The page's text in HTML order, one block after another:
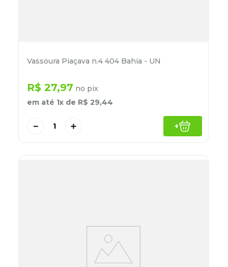
Vassoura Piaçava n.4 404 Bahia - UN
R$ 27,97 no pix
em até 1x de R$ 29,44
＋
－ +